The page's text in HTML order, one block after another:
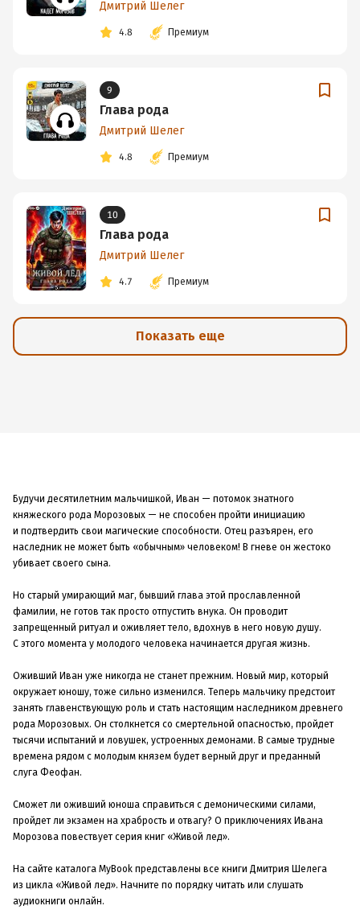
Дмитрий Шелег
4.8 Премиум
9
Глава рода
Дмитрий Шелег
4.8 Премиум
10
Глава рода
Дмитрий Шелег
4.7 Премиум
Показать еще
Будучи десятилетним мальчишкой, Иван — потомок знатного
княжеского рода Морозовых — не способен пройти инициацию
и подтвердить свои магические способности. Отец разъярен, его
наследник не может быть «обычным» человеком! В гневе он жестоко
убивает своего сына.
Но старый умирающий маг, бывший глава этой прославленной
фамилии, не готов так просто отпустить внука. Он проводит
запрещенный ритуал и оживляет тело, вдохнув в него новую душу.
С этого момента у молодого человека начинается другая жизнь.
Оживший Иван уже никогда не станет прежним. Новый мир, который
окружает юношу, тоже сильно изменился. Теперь мальчику предстоит
занять главенствующую роль и стать настоящим наследником древнего
рода Морозовых. Он столкнется со смертельной опасностью, пройдет
тысячи испытаний и ловушек, устроенных демонами. В самые трудные
времена рядом с молодым князем будет верный друг и преданный
слуга Феофан.
Сможет ли оживший юноша справиться с демоническими силами,
пройдет ли экзамен на храбрость и отвагу? О приключениях Ивана
Морозова повествует серия книг «Живой лед».
На сайте каталога MyBook представлены все книги Дмитрия Шелега
из цикла «Живой лед». Начните по порядку читать или слушать
аудиокниги онлайн.